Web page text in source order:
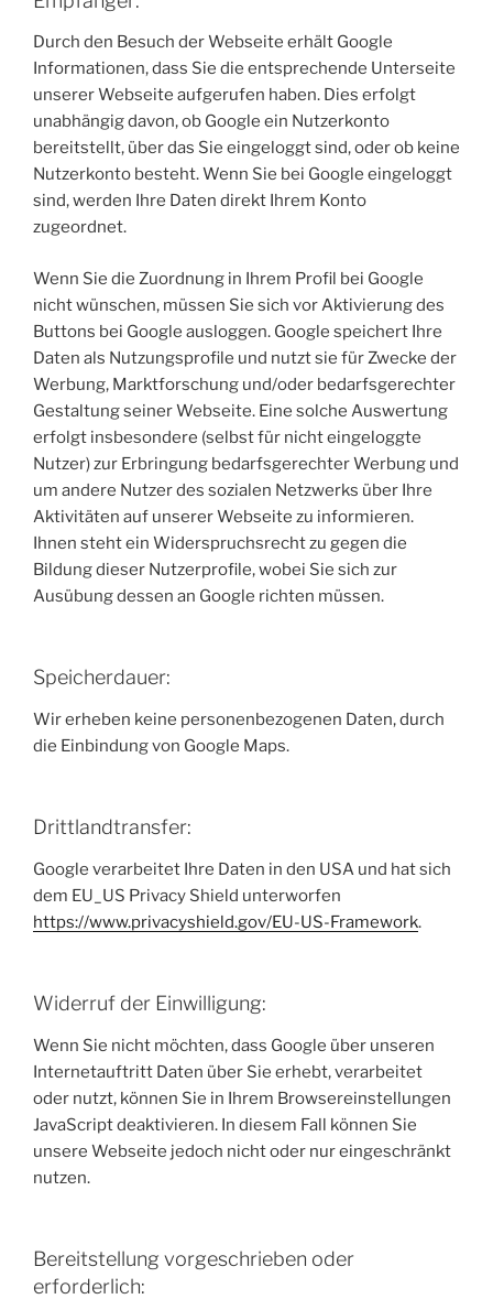
Durch den Besuch der Webseite erhält Google
Informationen, dass Sie die entsprechende Unterseite
unserer Webseite aufgerufen haben. Dies erfolgt
unabhängig davon, ob Google ein Nutzerkonto
bereitstellt, über das Sie eingeloggt sind, oder ob keine
Nutzerkonto besteht. Wenn Sie bei Google eingeloggt
sind, werden Ihre Daten direkt Ihrem Konto
zugeordnet.
Wenn Sie die Zuordnung in Ihrem Profil bei Google
nicht wünschen, müssen Sie sich vor Aktivierung des
Buttons bei Google ausloggen. Google speichert Ihre
Daten als Nutzungsprofile und nutzt sie für Zwecke der
Werbung, Marktforschung und/oder bedarfsgerechter
Gestaltung seiner Webseite. Eine solche Auswertung
erfolgt insbesondere (selbst für nicht eingeloggte
Nutzer) zur Erbringung bedarfsgerechter Werbung und
um andere Nutzer des sozialen Netzwerks über Ihre
Aktivitäten auf unserer Webseite zu informieren.
Ihnen steht ein Widerspruchsrecht zu gegen die
Bildung dieser Nutzerprofile, wobei Sie sich zur
Ausübung dessen an Google richten müssen.
Speicherdauer:
Wir erheben keine personenbezogenen Daten, durch
die Einbindung von Google Maps.
Drittlandtransfer:
Google verarbeitet Ihre Daten in den USA und hat sich
dem EU_US Privacy Shield unterworfen
https://www.privacyshield.gov/EU-US-Framework.
Widerruf der Einwilligung:
Wenn Sie nicht möchten, dass Google über unseren
Internetauftritt Daten über Sie erhebt, verarbeitet
oder nutzt, können Sie in Ihrem Browsereinstellungen
JavaScript deaktivieren. In diesem Fall können Sie
unsere Webseite jedoch nicht oder nur eingeschränkt
nutzen.
Bereitstellung vorgeschrieben oder
erforderlich: